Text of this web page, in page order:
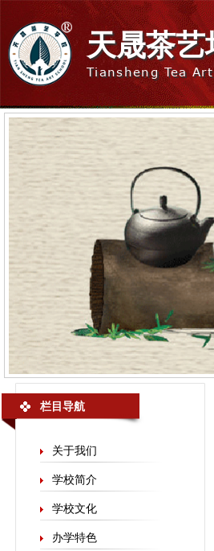
天晟茶
Tiansheng Tea
栏目导航
关于我们
学校简介
学校文化
办学特色